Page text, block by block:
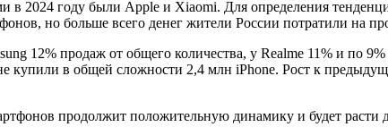
году были Apple и Xiaomi. Для определения
но больше всего денег жители России потратили на
12% продаж от общего количества, у Realme 11% и по
купили в общей сложности 2,4 млн iPhone. Рост к
продолжит положительную динамику и будет